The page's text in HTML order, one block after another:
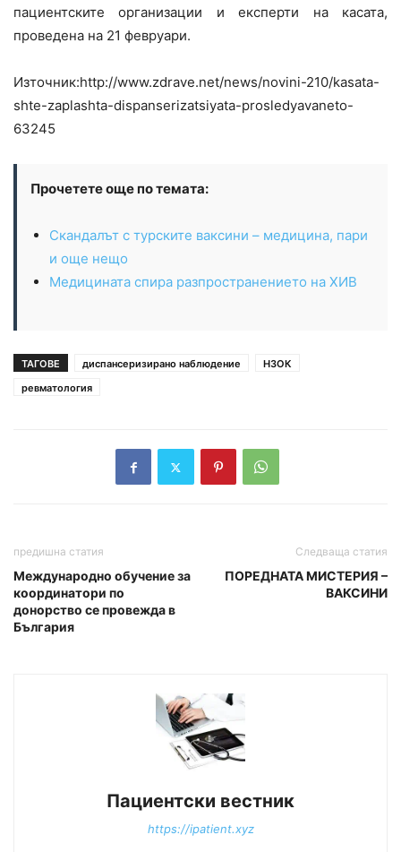
пациентските организации и експерти на касата,
проведена на 21 февруари.
Източник:http://www.zdrave.net/news/novini-210/kasata-
shte-zaplashta-dispanserizatsiyata-prosledyavaneto-
63245
Прочетете още по темата:
Скандалът с турските ваксини – медицина, пари
и още нещо
Медицината спира разпространението на ХИВ
ТАГОВЕ диспансеризирано наблюдение
НЗОК
ревматология
предишна статия
Международно обучение за
координатори по
донорство се провежда в
България
Следваща статия
ПОРЕДНАТА МИСТЕРИЯ –
ВАКСИНИ
Пациентски вестник
https://ipatient.xyz